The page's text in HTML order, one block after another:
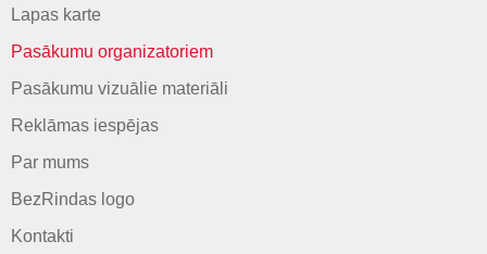
Lapas karte
Pasākumu organizatoriem
Pasākumu vizuālie materiāli
Reklāmas iespējas
Par mums
BezRindas logo
Kontakti